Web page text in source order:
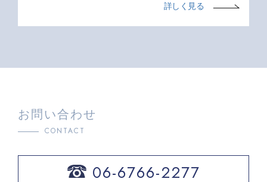
詳しく見る
お問い合わせ
CONTACT
06-6766-2277